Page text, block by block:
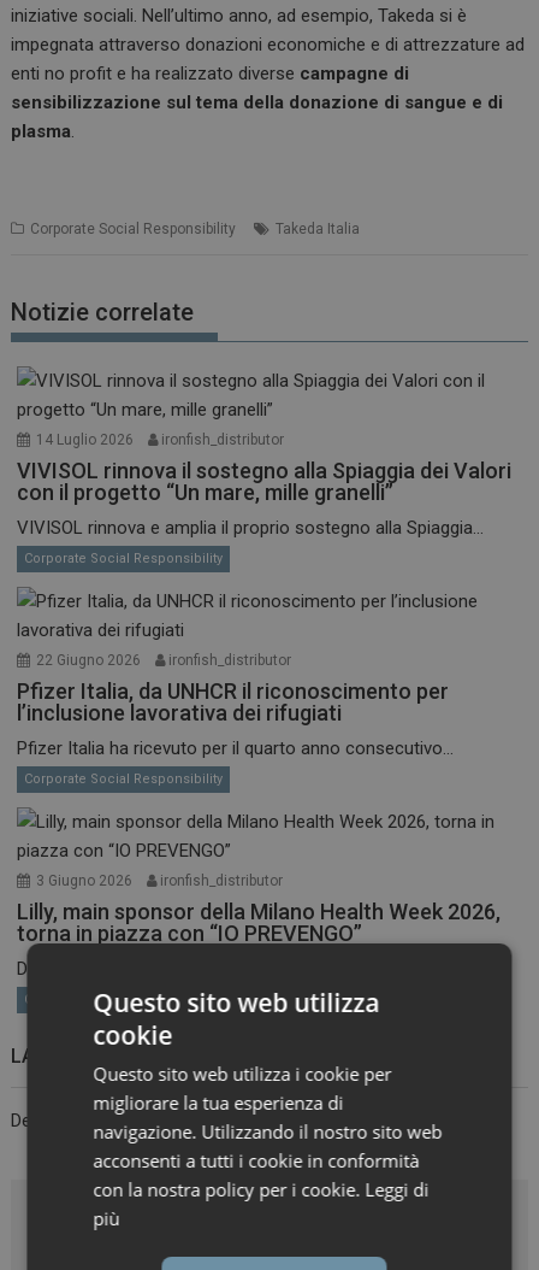
iniziative sociali. Nell’ultimo anno, ad esempio, Takeda si è
impegnata attraverso donazioni economiche e di attrezzature ad
enti no profit e ha realizzato diverse campagne di
sensibilizzazione sul tema della donazione di sangue e di
plasma.
Corporate Social Responsibility Takeda Italia
Notizie correlate
14 Luglio 2026 ironfish_distributor
VIVISOL rinnova il sostegno alla Spiaggia dei Valori
con il progetto “Un mare, mille granelli”
VIVISOL rinnova e amplia il proprio sostegno alla Spiaggia...
Corporate Social Responsibility
22 Giugno 2026 ironfish_distributor
Pfizer Italia, da UNHCR il riconoscimento per
l’inclusione lavorativa dei rifugiati
Pfizer Italia ha ricevuto per il quarto anno consecutivo...
Corporate Social Responsibility
3 Giugno 2026 ironfish_distributor
Lilly, main sponsor della Milano Health Week 2026,
torna in piazza con “IO PREVENGO”
Dal 4 al 6 giugno, in Piazza Gae Aulenti...
Corporate Social Responsibility
LASCIA UN COMMENTO
Devi essere connesso per inviare un commento.
Questo sito web utilizza
cookie
Questo sito web utilizza i cookie per
migliorare la tua esperienza di
navigazione. Utilizzando il nostro sito web
acconsenti a tutti i cookie in conformità
con la nostra policy per i cookie. Leggi di
più